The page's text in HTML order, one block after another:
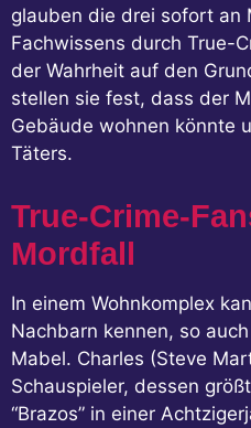
glauben die drei sofort an
Fachwissens durch True-
der Wahrheit auf den
stellen sie fest, dass der
Gebäude wohnen könnte
Täters.
True-Crime-
Mordfall
In einem Wohnkomplex
Nachbarn kennen, so
Mabel. Charles (Steve
Schauspieler, dessen
“Brazos” in einer